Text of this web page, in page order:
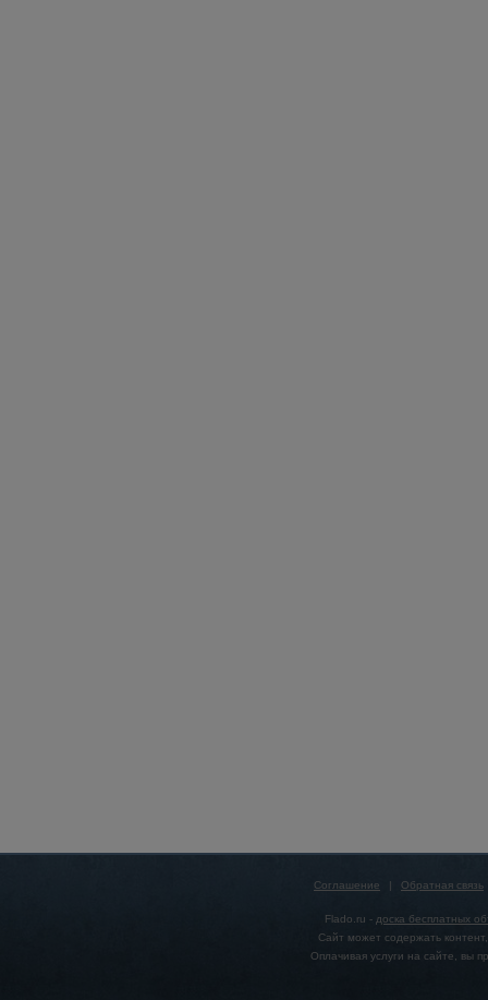
Соглашение | Обратная связь
Flado.ru - доска бесплатных
Сайт может содержать
Оплачивая услуги на сайте, вы